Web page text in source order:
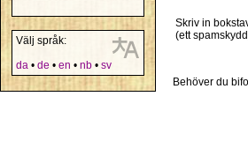
Välj språk:
da • de • en • nb • sv
Skriv in
(ett
Behöver du